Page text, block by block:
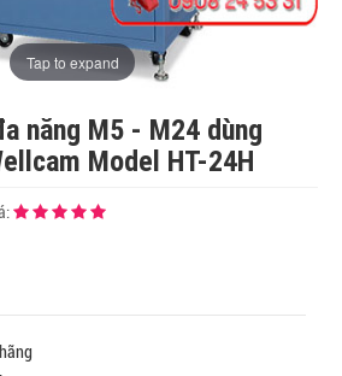
Tap to expand
năng M5 - M24 dùng
Model HT-24H